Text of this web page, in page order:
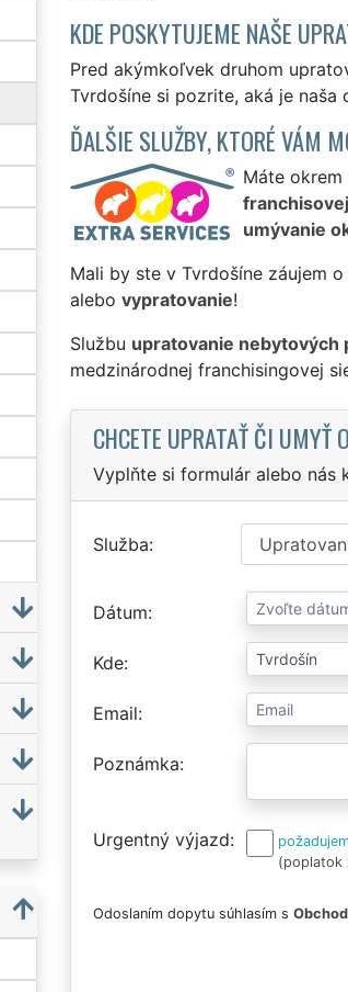
KDE POSKYTUJEME NAŠE
Pred akýmkoľvek druhom
Tvrdošíne si pozrite, aká je naša
ĎALŠIE SLUŽBY, KTORÉ VÁM
Máte
umývanie
Mali by ste v Tvrdošíne záujem
alebo vypratovanie!
Službu upratovanie nebytových
medzinárodnej franchisingovej
CHCETE UPRATAŤ ČI UMYŤ
Vyplňte si formulár alebo nás
Služba
Dátum
Kde
Email
Poznámka
Urgentný výjazd
(poplatok
Odoslaním dopytu súhlasím s